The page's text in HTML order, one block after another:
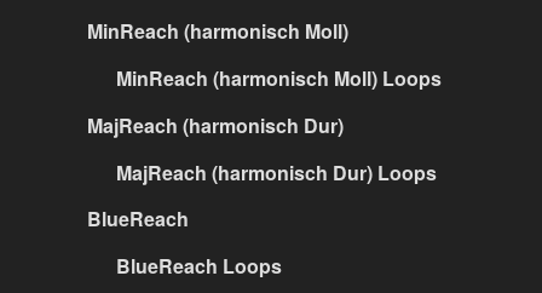
MinReach (harmonisch Moll)
MinReach (harmonisch Moll) Loops
MajReach (harmonisch Dur)
MajReach (harmonisch Dur) Loops
BlueReach
BlueReach Loops